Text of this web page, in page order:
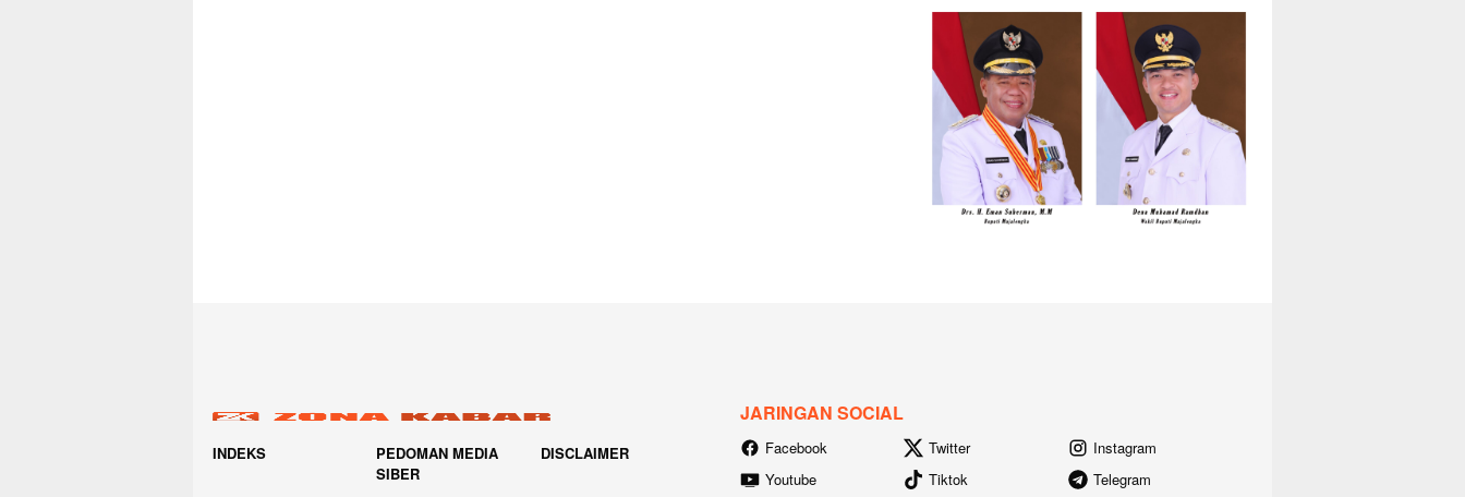
INDEKS
PEDOMAN MEDIA
SIBER
DISCLAIMER
JARINGAN SOCIAL
Facebook Twitter
Instagram
Youtube
Tiktok Telegram